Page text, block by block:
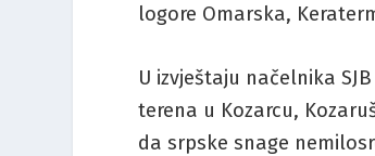
logore Omarska,
U izvještaju načelnika
terena u Kozarcu,
da srpske snage